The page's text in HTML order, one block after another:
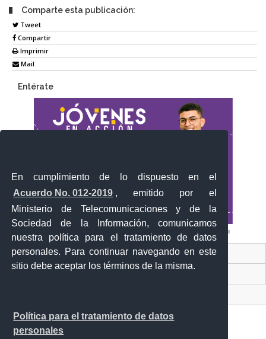
En cumplimiento de lo dispuesto en el
Acuerdo No. 012-2019 , emitido por el
Ministerio de Telecomunicaciones y de la
Sociedad de la Información, comunicamos
nuestra política para el tratamiento de datos
personales. Para continuar navegando en este
sitio debe aceptar los términos de la misma.
Política para el tratamiento de datos
personales
Comparte esta publicación:
Tweet
Compartir
Imprimir
Mail
Entérate
Contacto Ciudadano Digital